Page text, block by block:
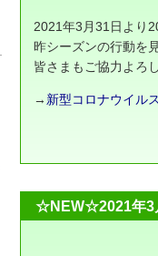
2021年3月31日より
昨シーズンの行動を
皆さまもご協力よろ
→ 新型コロナウイル
☆NEW☆2021年3